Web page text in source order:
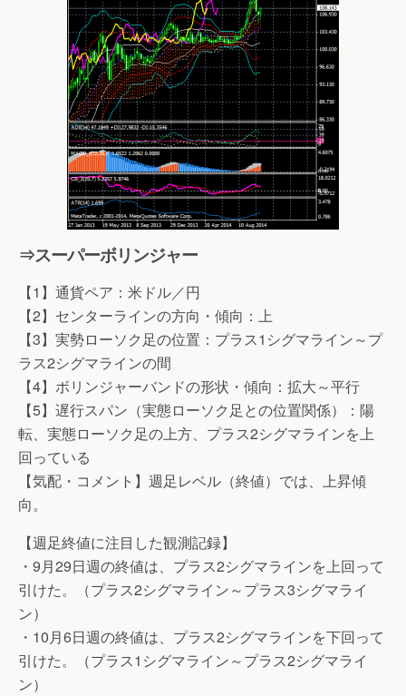
⇒スーパーボリンジャー
【1】通貨ペア：米ドル／円
【2】センターラインの方向・傾向：上
【3】実勢ローソク足の位置：プラス1シグマライン～プ
ラス2シグマラインの間
【4】ボリンジャーバンドの形状・傾向：拡大～平行
【5】遅行スパン（実態ローソク足との位置関係）：陽
転、実態ローソク足の上方、プラス2シグマラインを上
回っている
【気配・コメント】週足レベル（終値）では、上昇傾
向。
【週足終値に注目した観測記録】
・9月29日週の終値は、プラス2シグマラインを上回って
引けた。（プラス2シグマライン～プラス3シグマライ
ン）
・10月6日週の終値は、プラス2シグマラインを下回って
引けた。（プラス1シグマライン～プラス2シグマライ
ン）